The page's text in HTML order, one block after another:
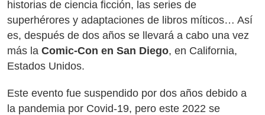
historias de ciencia ficción, las series de
superhérores y adaptaciones de libros míticos… Así
es, después de dos años se llevará a cabo una vez
más la Comic-Con en San Diego, en California,
Estados Unidos.
Este evento fue suspendido por dos años debido a
la pandemia por Covid-19, pero este 2022 se